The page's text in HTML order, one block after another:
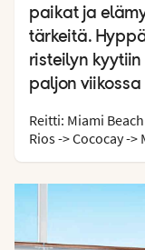
paikat ja
tärkeitä.
risteilyn
paljon
Reitti: Miami
Rios -> Cococay ->